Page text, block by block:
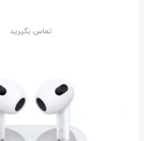
تماس بگیرید